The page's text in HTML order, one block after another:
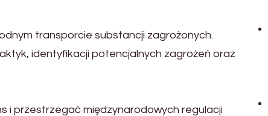
transporcie substancji zagrożonych.
identyfikacji potencjalnych zagrożeń oraz
i przestrzegać międzynarodowych regulacji